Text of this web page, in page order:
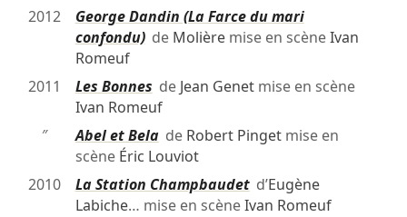
2012
George Dandin (La Farce du mari
confondu)de Molièremise en scèneIvan
Romeuf
2011
Les Bonnes de Jean Genetmise en scène
Ivan Romeuf
″
Abel et Belade Robert Pingetmise en
scène Éric Louviot
2010
La Station Champbaudetd’Eugène
Labiche… mise en scèneIvan Romeuf